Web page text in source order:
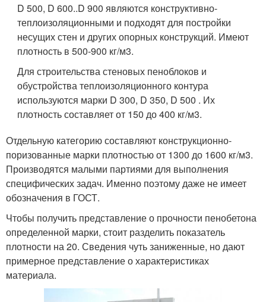
D 500, D 600..D 900 являются конструктивно-
теплоизоляционными и подходят для постройки
несущих стен и других опорных конструкций. Имеют
плотность в 500-900 кг/м3.
Для строительства стеновых пеноблоков и
обустройства теплоизоляционного контура
используются марки D 300, D 350, D 500 . Их
плотность составляет от 150 до 400 кг/м3.
Отдельную категорию составляют конструкционно-
поризованные марки плотностью от 1300 до 1600 кг/м3.
Производятся малыми партиями для выполнения
специфических задач. Именно поэтому даже не имеет
обозначения в ГОСТ.
Чтобы получить представление о прочности пенобетона
определенной марки, стоит разделить показатель
плотности на 20. Сведения чуть заниженные, но дают
примерное представление о характеристиках
материала.